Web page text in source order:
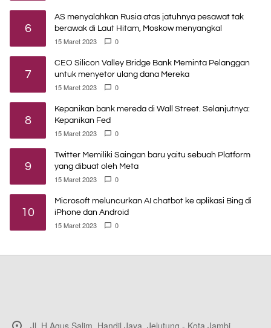
6
AS menyalahkan Rusia atas jatuhnya pesawat tak
berawak di Laut Hitam, Moskow menyangkal
15 Maret 2023 0
7
CEO Silicon Valley Bridge Bank Meminta Pelanggan
untuk menyetor ulang dana Mereka
15 Maret 2023 0
8
Kepanikan bank mereda di Wall Street. Selanjutnya:
Kepanikan Fed
15 Maret 2023 0
9
Twitter Memiliki Saingan baru yaitu sebuah Platform
yang dibuat oleh Meta
15 Maret 2023 0
10
Microsoft meluncurkan AI chatbot ke aplikasi Bing di
iPhone dan Android
15 Maret 2023 0
Jl. H Agus Salim, Handil Jaya, Jelutung - Kota Jambi